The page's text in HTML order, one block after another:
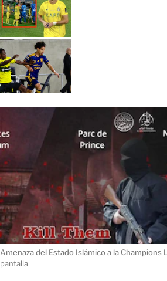
Amenaza del Estado Islámico a la Champions
pantalla